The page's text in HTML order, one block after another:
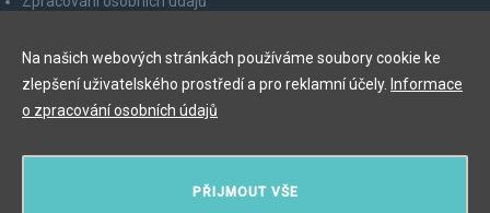
Odhlášení z newsletteru
PŘIJMOUT VŠE
Na našich webových stránkách používáme soubory cookie ke
zlepšení uživatelského prostředí a pro reklamní účely. Informace
o zpracování osobních údajů